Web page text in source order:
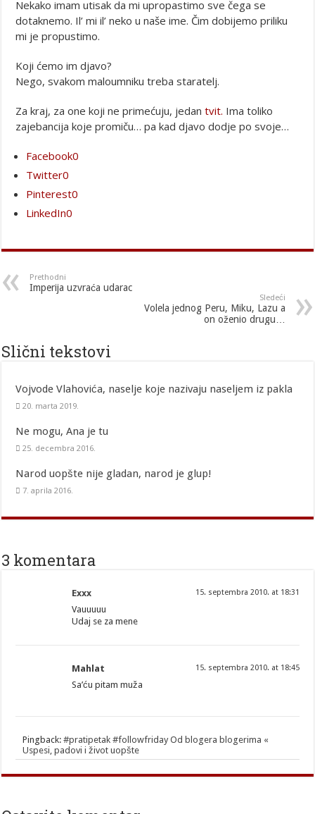
Nekako imam utisak da mi upropastimo sve čega se
dotaknemo. Il’ mi il’ neko u naše ime. Čim dobijemo priliku
mi je propustimo.
Koji ćemo im djavo?
Nego, svakom maloumniku treba staratelj.
Za kraj, za one koji ne primećuju, jedantvit. Ima toliko
zajebancija koje promiču… pa kad djavo dodje po svoje…
Facebook0
Twitter0
Pinterest0
LinkedIn0
Prethodni
Imperija uzvraća udarac
Sledeći
Volela jednog Peru, Miku, Lazu a
on oženio drugu…
Slični tekstovi
Vojvode Vlahovića, naselje koje nazivaju naseljem iz pakla
20. marta 2019.
Ne mogu, Ana je tu
25. decembra 2016.
Narod uopšte nije gladan, narod je glup!
7. aprila 2016.
3 komentara
Exxx 15. septembra 2010. at 18:31
Vauuuuu
Udaj se za mene
Mahlat 15. septembra 2010. at 18:45
Sa’ću pitam muža
Pingback:#pratipetak #followfriday Od blogera blogerima «
Uspesi, padovi i život uopšte